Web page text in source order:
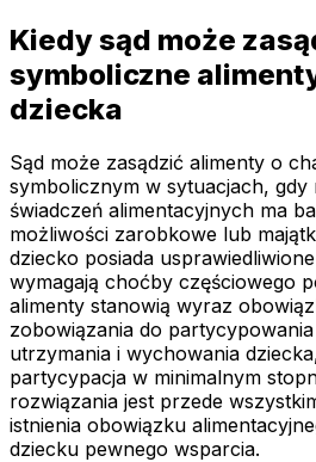
Kiedy sąd może
symboliczne
dziecka
Sąd może zasądzić alimenty o
symbolicznym w sytuacjach,
świadczeń alimentacyjnych ma
możliwości zarobkowe lub
dziecko posiada
wymagają choćby częściowego
alimenty stanowią wyraz
zobowiązania do
utrzymania i wychowania
partycypacja w minimalnym
rozwiązania jest przede
istnienia obowiązku
dziecku pewnego wsparcia.